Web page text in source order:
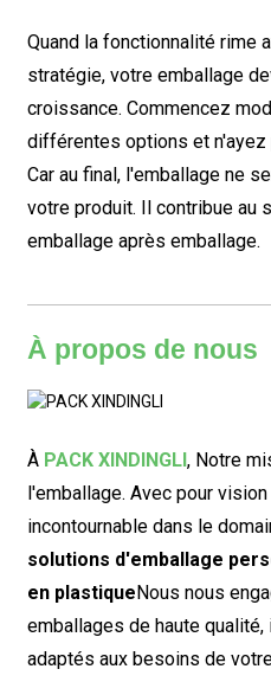
Quand la fonctionnalité rime
stratégie, votre emballage
croissance. Commencez
différentes options et n'ayez
Car au final, l'emballage ne
votre produit. Il contribue au
emballage après emballage.
À propos de nous
À PACK XINDINGLI, Notre
l'emballage. Avec pour
incontournable dans le
solutions d'emballage
en plastiqueNous nous
emballages de haute
adaptés aux besoins de